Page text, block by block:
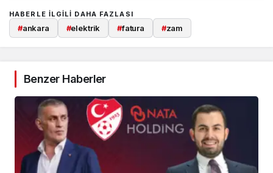
HABERLE ILGILI DAHA FAZLASI
#ankara #elektrik #fatura #zam
Benzer Haberler